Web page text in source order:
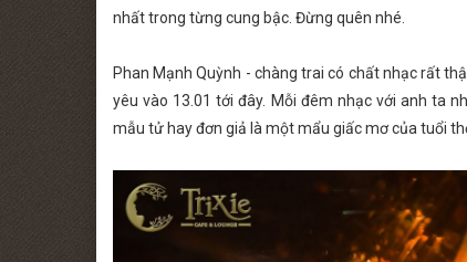
nhất trong từng cung bậc. Đừng quên nhé.
Phan Mạnh Quỳnh - chàng trai có chất nhạc rất
yêu vào 13.01 tới đây. Mỗi đêm nhạc với anh ta
mẫu tử hay đơn giả là một mẩu giấc mơ của tuổi